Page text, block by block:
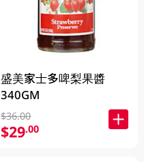
盛美家士多啤梨果醬
340GM
$36.00
$29.00